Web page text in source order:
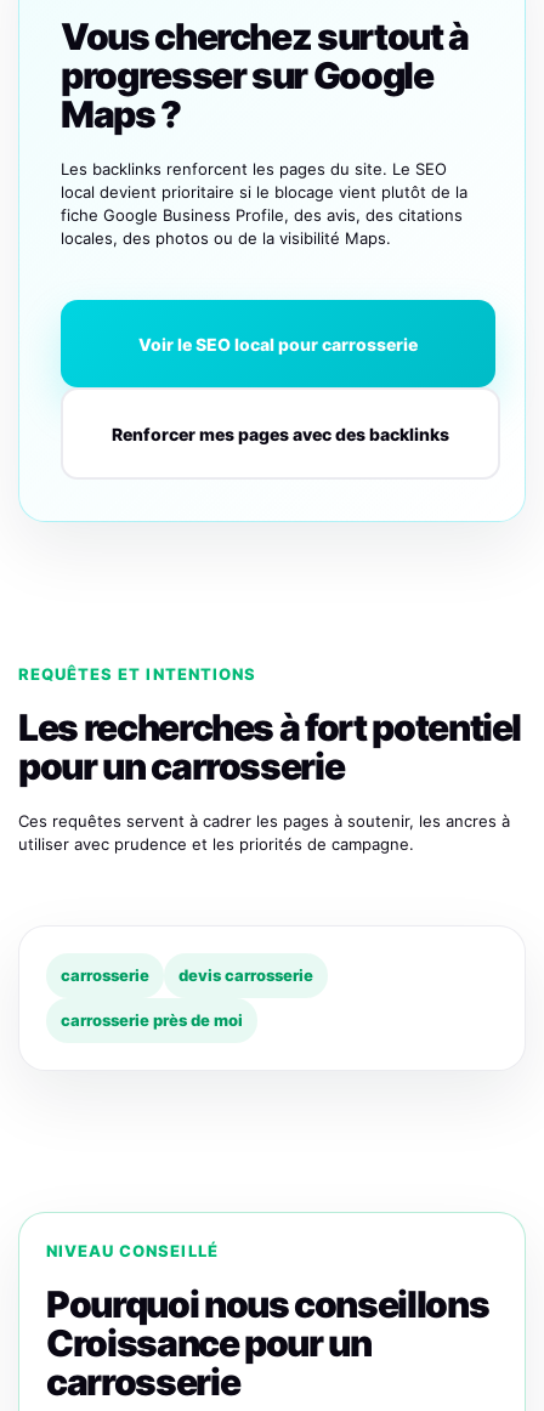
Vous cherchez surtout à
progresser sur Google
Maps ?
Les backlinks renforcent les pages du site. Le SEO
local devient prioritaire si le blocage vient plutôt de la
fiche Google Business Profile, des avis, des citations
locales, des photos ou de la visibilité Maps.
Voir le SEO local pour carrosserie
Renforcer mes pages avec des backlinks
REQUÊTES ET INTENTIONS
Les recherches à fort potentiel
pour un carrosserie
Ces requêtes servent à cadrer les pages à soutenir, les ancres à
utiliser avec prudence et les priorités de campagne.
carrosserie devis carrosserie
carrosserie près de moi
NIVEAU CONSEILLÉ
Pourquoi nous conseillons
Croissance pour un
carrosserie